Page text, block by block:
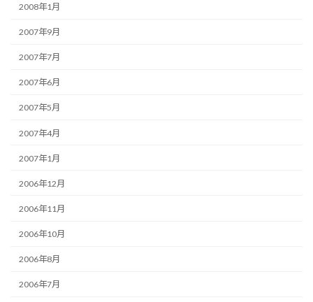
2008年1月
2007年9月
2007年7月
2007年6月
2007年5月
2007年4月
2007年1月
2006年12月
2006年11月
2006年10月
2006年8月
2006年7月